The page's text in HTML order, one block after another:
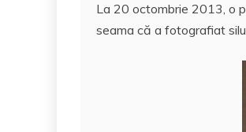
c itt ai
l
at
La 20 octombrie 2013, o
seama că a fotografiat